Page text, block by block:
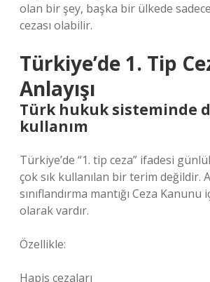
olan bir şey, başka bir ülkede
cezası olabilir.
Türkiye’de 1. Tip
Anlayışı
Türk hukuk sisteminde
kullanım
Türkiye’de “1. tip ceza” ifadesi
çok sık kullanılan bir terim değildir.
sınıflandırma mantığı Ceza Kanunu
olarak vardır.
Özellikle:
Hapis cezaları